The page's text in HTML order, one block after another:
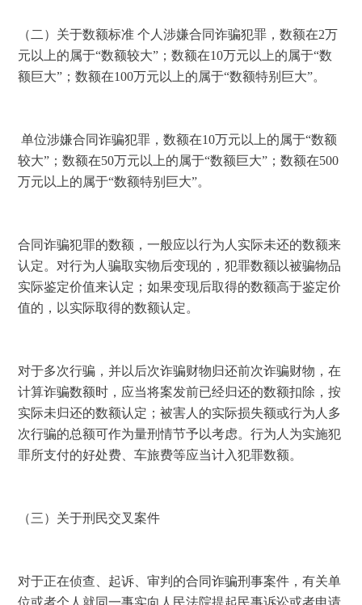
（二）关于数额标准 个人涉嫌合同诈骗犯罪，数额在2万
元以上的属于“数额较大”；数额在10万元以上的属于“数
额巨大”；数额在100万元以上的属于“数额特别巨大”。
单位涉嫌合同诈骗犯罪，数额在10万元以上的属于“数额
较大”；数额在50万元以上的属于“数额巨大”；数额在500
万元以上的属于“数额特别巨大”。
合同诈骗犯罪的数额，一般应以行为人实际未还的数额来
认定。对行为人骗取实物后变现的，犯罪数额以被骗物品
实际鉴定价值来认定；如果变现后取得的数额高于鉴定价
值的，以实际取得的数额认定。
对于多次行骗，并以后次诈骗财物归还前次诈骗财物，在
计算诈骗数额时，应当将案发前已经归还的数额扣除，按
实际未归还的数额认定；被害人的实际损失额或行为人多
次行骗的总额可作为量刑情节予以考虑。行为人为实施犯
罪所支付的好处费、车旅费等应当计入犯罪数额。
（三）关于刑民交叉案件
对于正在侦查、起诉、审判的合同诈骗刑事案件，有关单
位或者个人就同一事实向人民法院提起民事诉讼或者申请